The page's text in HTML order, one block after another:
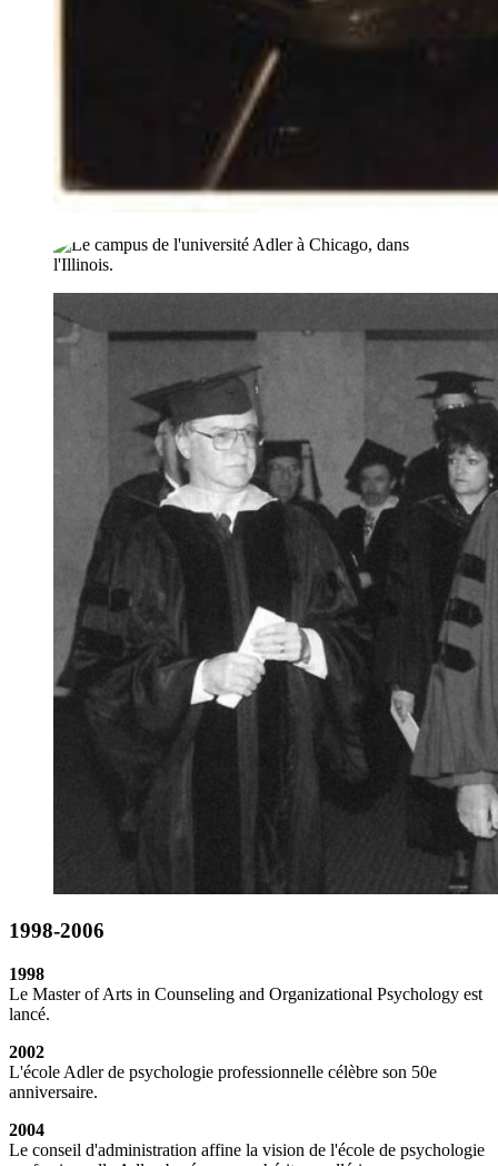
1998-2006
1998
Le Master of Arts in Counseling and Organizational Psychology est
lancé.
2002
L'école Adler de psychologie professionnelle célèbre son 50e
anniversaire.
2004
Le conseil d'administration affine la vision de l'école de psychologie